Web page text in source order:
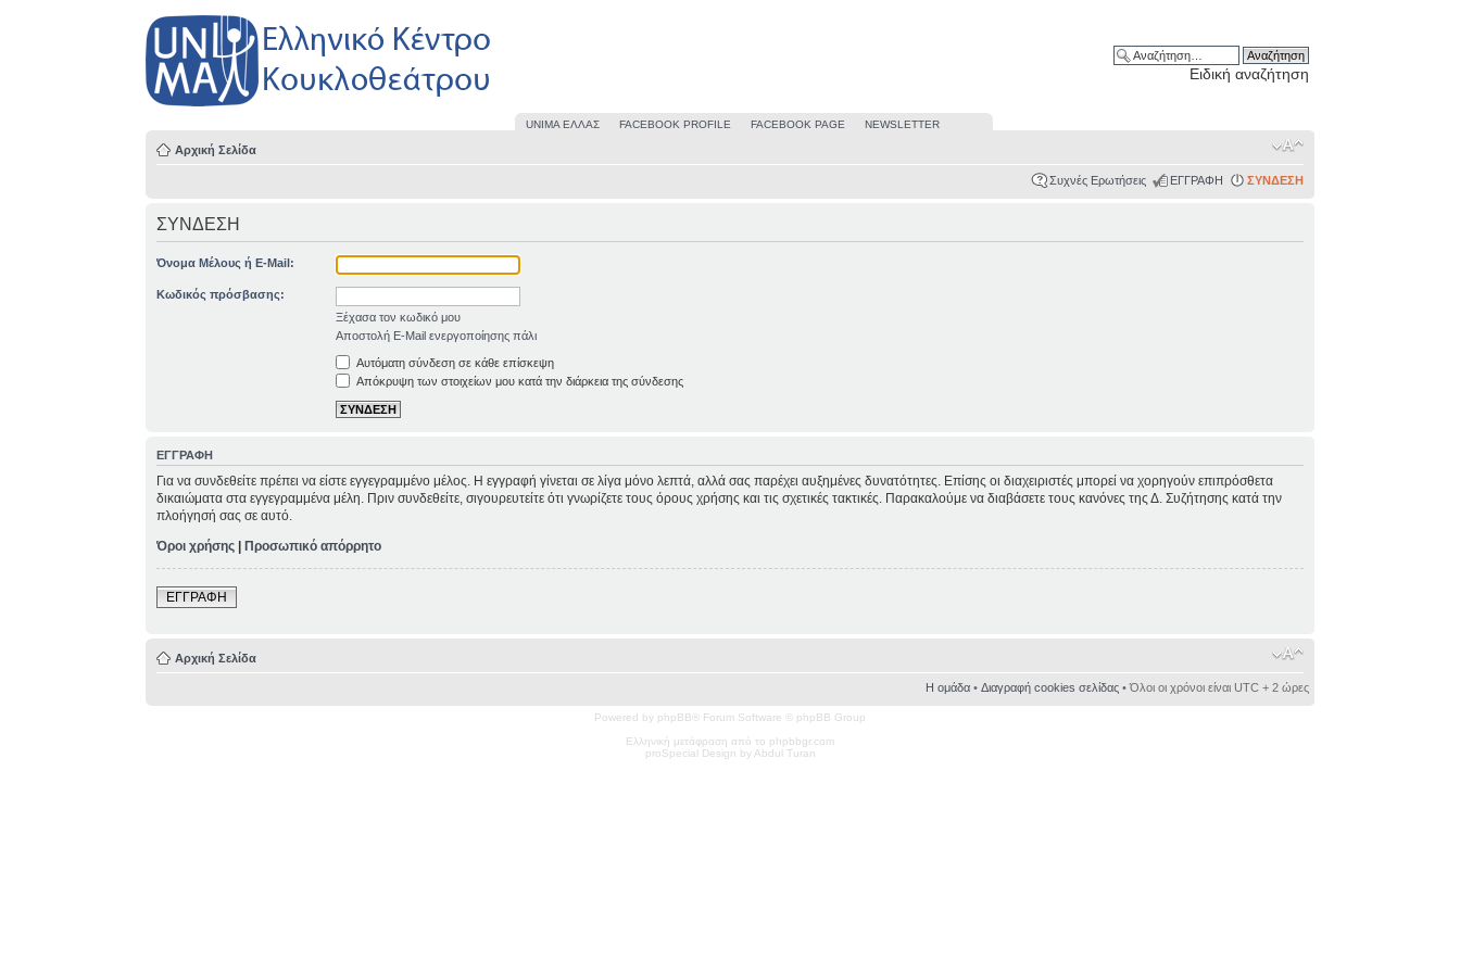
Ειδική αναζήτηση
UΝΙΜΑ ΕΛΛΑΣ FACEBOOK PROFILE FACEBOOK PAGE NEWSLETTER
Αρχική Σελίδα
Συχνές Ερωτήσεις ΕΓΓΡΑΦΗ ΣΥΝΔΕΣΗ
ΣΥΝΔΕΣΗ
Όνομα Μέλους ή E-Mail:
Κωδικός πρόσβασης:
Ξέχασα τον κωδικό μου
Αποστολή E-Mail ενεργοποίησης πάλι
Αυτόματη σύνδεση σε κάθε επίσκεψη
Απόκρυψη των στοιχείων μου κατά την διάρκεια της σύνδεσης
ΕΓΓΡΑΦΗ
Για να συνδεθείτε πρέπει να είστε εγγεγραμμένο μέλος. Η εγγραφή γίνεται σε λίγα μόνο λεπτά, αλλά σας παρέχει αυξημένες δυνατότητες. Επίσης οι διαχειριστές μπορεί να χορηγούν επιπρόσθετα
δικαιώματα στα εγγεγραμμένα μέλη. Πριν συνδεθείτε, σιγουρευτείτε ότι γνωρίζετε τους όρους χρήσης και τις σχετικές τακτικές. Παρακαλούμε να διαβάσετε τους κανόνες της Δ. Συζήτησης κατά την
πλοήγησή σας σε αυτό.
Όροι χρήσης |Προσωπικό απόρρητο
ΕΓΓΡΑΦΗ
Αρχική Σελίδα
Η ομάδα• Διαγραφή cookies σελίδας• Όλοι οι χρόνοι είναι UTC + 2 ώρες
Powered by phpBB® Forum Software © phpBB Group
Ελληνική μετάφραση από το phpbbgr.com
proSpecial Design by Abdul Turan